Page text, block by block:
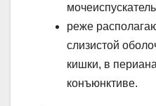
реже
слизистой
кишки, в
конъюнктиве.